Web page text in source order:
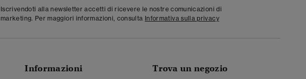
Iscrivendoti alla newsletter accetti di ricevere le nostre comunicazioni di
marketing. Per maggiori informazioni, consulta Informativa sulla privacy
Informazioni Trova un negozio